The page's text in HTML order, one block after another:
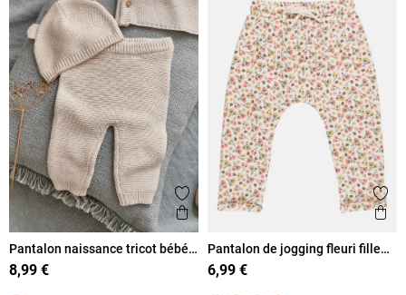
Ajouter aux favoris
Aperçu rapide
Pantalon naissance tricot bébé
(0-6M)
8,99 €
Pantalon de jogging fleuri fille
(3-36M)
6,99 €